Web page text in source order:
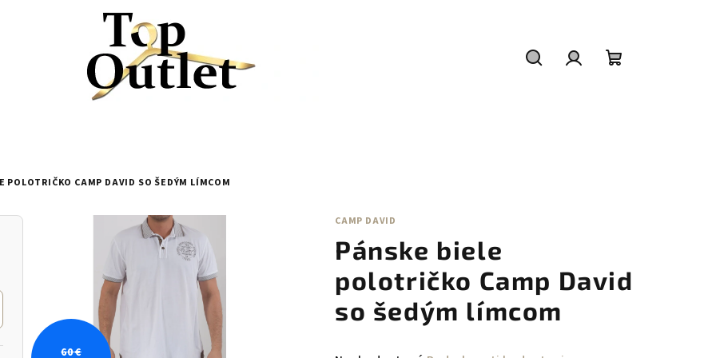
POLOTRIČKO CAMP DAVID SO ŠEDÝM LÍMCOM
CAMP DAVID
Pánske biele
polotričko Camp David
so šedým límcom
60 €